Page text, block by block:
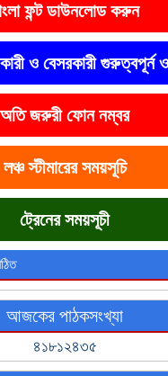
আজ নিজের পাকা ঘরে উঠছে
ফন্ট ডাউনলোড করুন
ও বেসরকারী গুরুত্বপূর্ন
অতি জরুরী ফোন নম্বর
লঞ্চ স্টীমারের সময়সূচি
ট্রেনের সময়সূচী
আজকের পাঠকসংখ্যা
৪১৮১২৪৩৫